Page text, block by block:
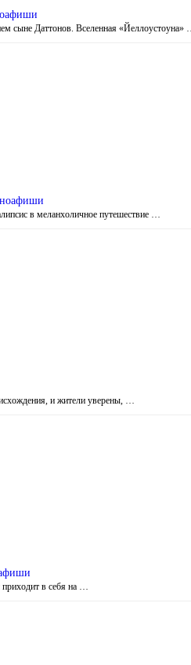
сыне Даттонов. Вселенная «Йеллоустоуна» …
в меланхоличное путешествие …
и жители уверены, …
в себя на …